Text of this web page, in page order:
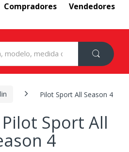
Compradores Vendedores
Pilot Sport All Season 4
Sport All
4